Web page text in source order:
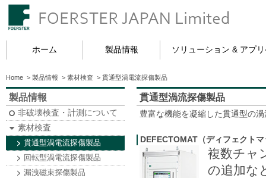
ホーム 製品情報 ソリューション & アプ
Home > 製品情報 > 素材検査 > 貫通型渦電流探傷製品
製品情報
非破壊検査・計測について
素材検査
貫通型渦電流探傷製品
回転型渦電流探傷製品
漏洩磁束探傷製品
貫通型渦流探傷製品
豊富な機能を凝縮した貫通型の
DEFECTOMAT（ディフェクト
複数チャ
の追加な